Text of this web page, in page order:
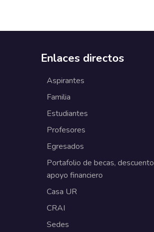
Enlaces directos
Aspirantes
Familia
Estudiantes
Profesores
Egresados
Portafolio de becas,
apoyo financiero
Casa UR
CRAI
Sedes